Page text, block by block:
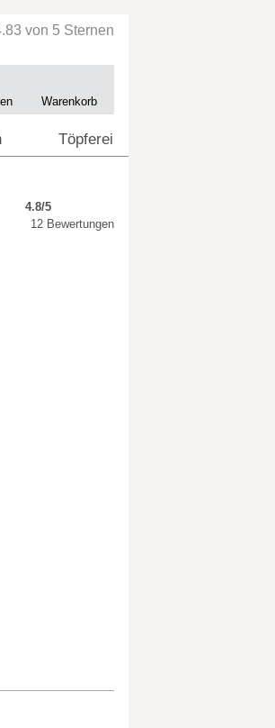
Warenkorb
Töpferei
4.8/5
12 Bewertungen